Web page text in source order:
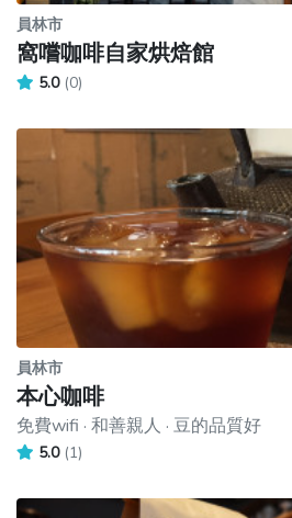
員林市
窩嚐咖啡自家烘焙館
5.0 (0)
員林市
本心咖啡
免費wifi · 和善親人 · 豆的品質好
5.0 (1)